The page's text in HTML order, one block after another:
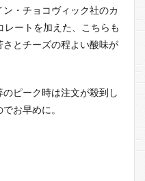
・チョコヴィック社のカ
ートを加えた、こちらも
とチーズの程よい酸味が
ピーク時は注文が殺到し
お早めに。